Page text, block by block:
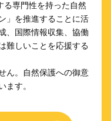
る専門性を持った自然
」を推進することに活
、国際情報収集、協働
難しいことを応援する
ん。自然保護への御意
ます。